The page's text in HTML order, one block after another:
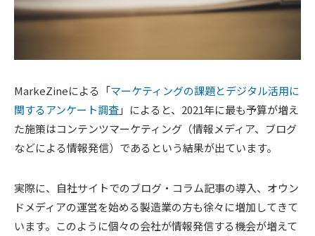
MarkeZineによる「マーケティングの課題とデジタル活用に
関するアンケート調査」によると、2021年に最も予算が増え
た施策はコンテンツマーケティング（情報メディア、ブログ
などによる情報発信）であるという結果が出ています。
実際に、自社サイトでのブログ・コラム記事の導入、オウン
ドメディアの運営を始める製造業の方も徐々に増加してきて
います。このように個々の会社が情報発信する機会が増えて